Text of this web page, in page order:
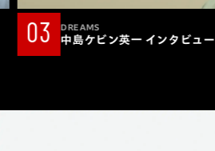
03 DREAMS
中島ケビン英一 インタビュー